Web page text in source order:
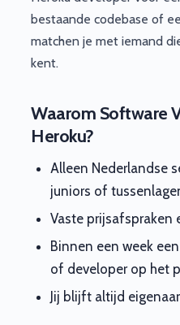
bestaande codebase of
matchen je met iemand
kent.
Waarom Software
Heroku?
Alleen Nederlandse
juniors of
Vaste prijsafspraken
Binnen een week
of developer op het
Jij blijft altijd